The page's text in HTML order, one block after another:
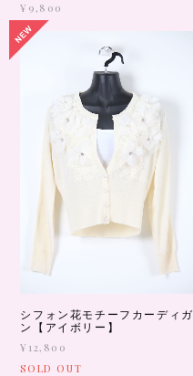
¥9,800
シフォン花モチーフカーディガ
ン【アイボリー】
¥12,800
SOLD OUT